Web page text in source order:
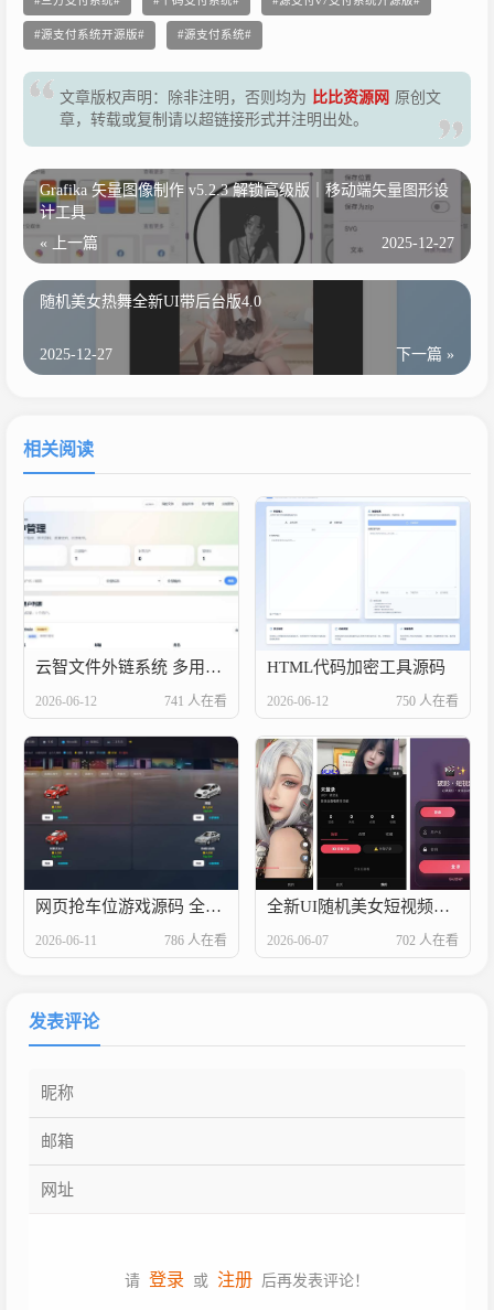
源支付系统开源版 源支付系统
文章版权声明：除非注明，否则均为 比比资源网 原创文
章，转载或复制请以超链接形式并注明出处。
Grafika 矢量图像制作 v5.2.3 解锁高级版｜移动端矢量图形设
计工具
« 上一篇
2025-12-27
随机美女热舞全新UI带后台版4.0
下一篇 »
2025-12-27
相关阅读
云智文件外链系统 多用户版本
2026-06-12 741 人在看
HTML代码加密工具源码
2026-06-12 750 人在看
网页抢车位游戏源码 全开源
2026-06-11 786 人在看
全新UI随机美女短视频管理系统源码_带后台运营版
2026-06-07 702 人在看
发表评论
请 登录 或 注册 后再发表评论！